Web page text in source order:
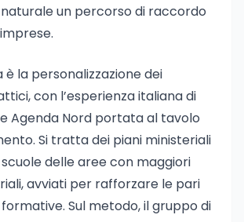
un percorso di raccordo
la personalizzazione dei
con l’esperienza italiana di
Agenda Nord portata al tavolo
Si tratta dei piani ministeriali
delle aree con maggiori
avviati per rafforzare le pari
Sul metodo, il gruppo di